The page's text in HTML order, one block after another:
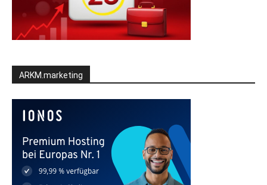
ARKM.marketing